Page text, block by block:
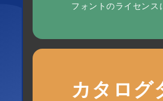
フォントのライセンス
カタログ